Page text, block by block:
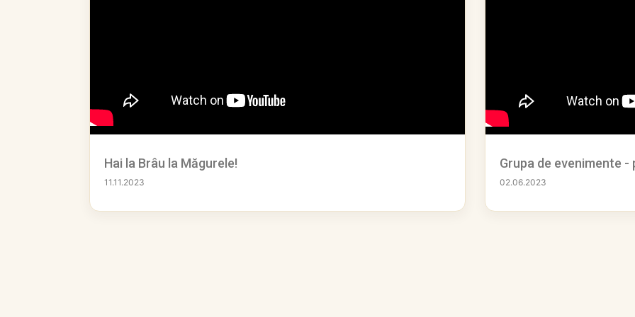
Hai la Brâu la Măgurele!
11.11.2023
Grupa de evenimente
02.06.2023